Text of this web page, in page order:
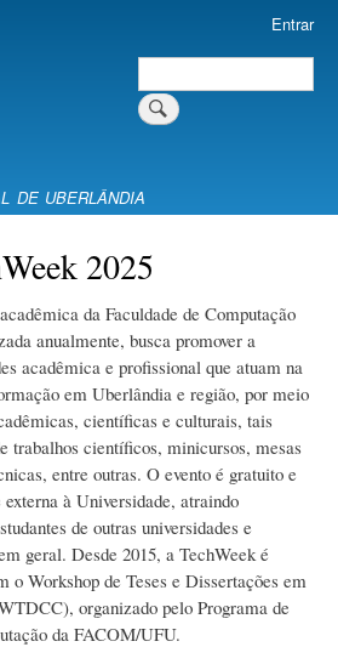
Entrar
Buscar
DE UBERLÂNDIA
2025
da Faculdade de Computação
anualmente, busca promover a
acadêmica e profissional que atuam na
em Uberlândia e região, por meio
científicas e culturais, tais
trabalhos científicos, minicursos, mesas
entre outras. O evento é gratuito e
à Universidade, atraindo
de outras universidades e
geral. Desde 2015, a TechWeek é
o Workshop de Teses e Dissertações em
organizado pelo Programa de
da FACOM/UFU.